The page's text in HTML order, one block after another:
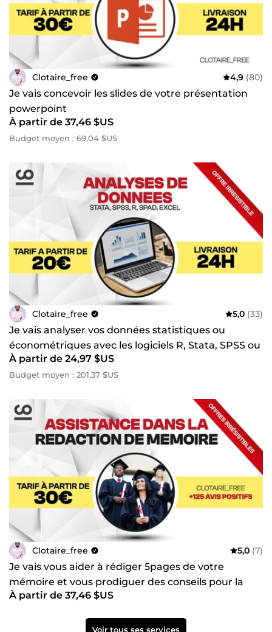
Clotaire_free 4,9 (80)
Je vais concevoir les slides de votre présentation
powerpoint
À partir de 37,46 $US
Budget moyen : 69,04 $US
Clotaire_free 5,0 (33)
Je vais analyser vos données statistiques ou
économétriques avec les logiciels R, Stata, SPSS ou
Excel
À partir de 24,97 $US
Budget moyen : 201,37 $US
Clotaire_free 5,0 (7)
Je vais vous aider à rédiger 5pages de votre
mémoire et vous prodiguer des conseils pour la
suite
À partir de 37,46 $US
Voir tous ses services